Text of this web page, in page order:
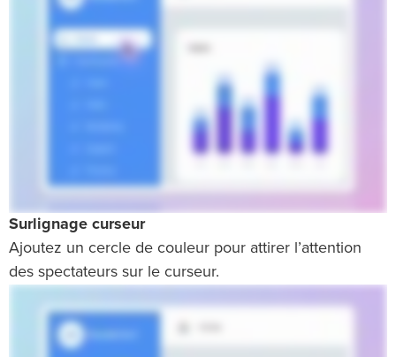
Surlignage curseur
Ajoutez un cercle de couleur pour attirer l’attention
des spectateurs sur le curseur.